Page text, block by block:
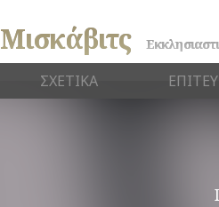
Μισκάβιτς
ΣΧΕΤΙΚΑ